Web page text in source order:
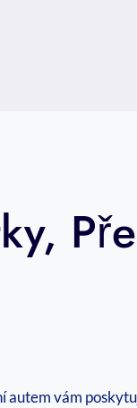
autem vám